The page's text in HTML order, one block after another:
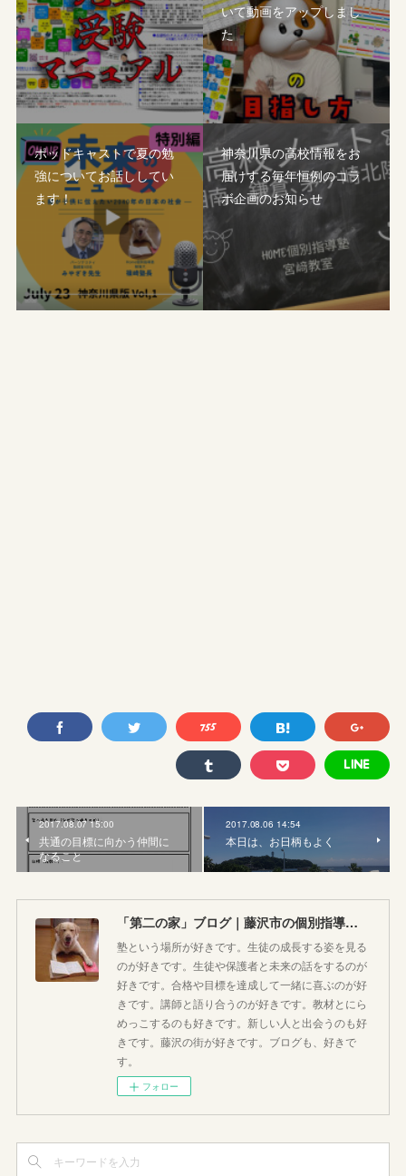
いて動画をアップしまし
た
ポッドキャストで夏の勉
強についてお話ししてい
ます！
神奈川県の高校情報をお
届けする毎年恒例のコラ
ボ企画のお知らせ
2017.08.07 15:00
共通の目標に向かう仲間に
なること
2017.08.06 14:54
本日は、お日柄もよく
「第二の家」ブログ｜藤沢市の個別指導塾のお話
塾という場所が好きです。生徒の成長する姿を見る
のが好きです。生徒や保護者と未来の話をするのが
好きです。合格や目標を達成して一緒に喜ぶのが好
きです。講師と語り合うのが好きです。教材とにら
めっこするのも好きです。新しい人と出会うのも好
きです。藤沢の街が好きです。ブログも、好きで
す。
フォロー